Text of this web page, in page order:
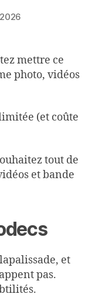
mettre ce
photo, vidéos
(et coûte
tout de
et bande
et
pas.